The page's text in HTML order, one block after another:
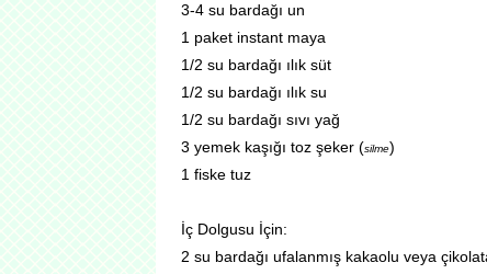
3-4 su bardağı un
1 paket instant maya
1/2 su bardağı ılık süt
1/2 su bardağı ılık su
1/2 su bardağı sıvı yağ
3 yemek kaşığı toz şeker (silme)
1 fiske tuz
İç Dolgusu İçin:
2 su bardağı ufalanmış kakaolu veya